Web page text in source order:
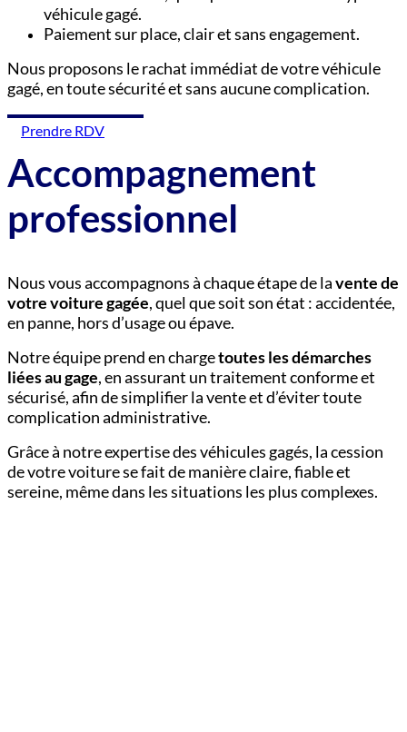
véhicule gagé.
Paiement sur place, clair et sans engagement.
Nous proposons le rachat immédiat de votre véhicule
gagé, en toute sécurité et sans aucune complication.
Prendre RDV
Accompagnement
professionnel
Nous vous accompagnons à chaque étape de lavente de
votre voiture gagée, quel que soit son état : accidentée,
en panne, hors d’usage ou épave.
Notre équipe prend en chargetoutes les démarches
liées au gage, en assurant un traitement conforme et
sécurisé, afin de simplifier la vente et d’éviter toute
complication administrative.
Grâce à notre expertise des véhicules gagés, la cession
de votre voiture se fait de manière claire, fiable et
sereine, même dans les situations les plus complexes.